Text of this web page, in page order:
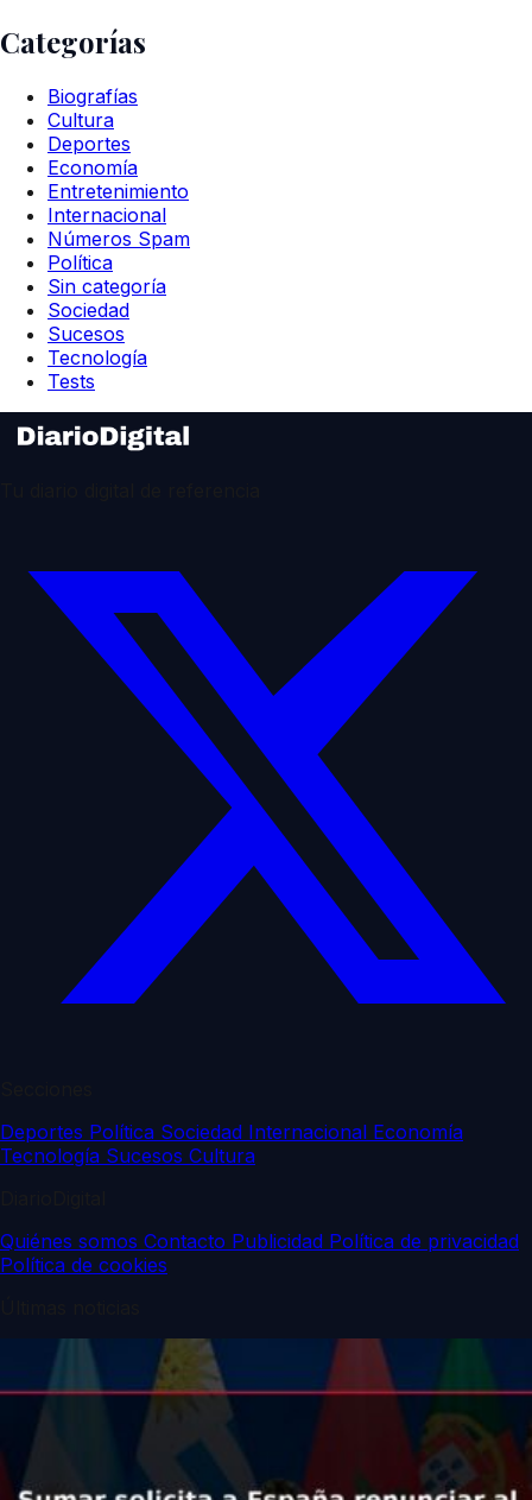
Categorías
Biografías
Cultura
Deportes
Economía
Entretenimiento
Internacional
Números Spam
Política
Sin categoría
Sociedad
Sucesos
Tecnología
Tests
Deportes Política Sociedad Internacional Economía
Tecnología Sucesos Cultura
Quiénes somos Contacto Publicidad Política de privacidad
Política de cookies